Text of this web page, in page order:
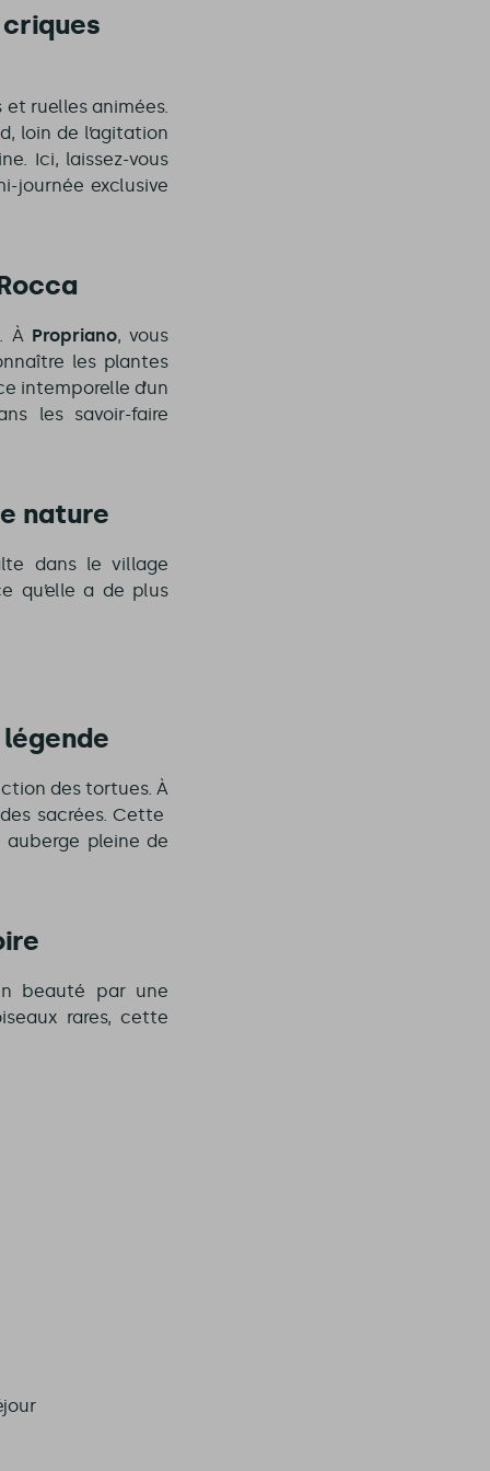
ruelles animées.
loin de l’agitation
Ici, laissez-vous
journée exclusive
À Propriano, vous
les plantes
intemporelle d’un
les savoir-faire
nature
dans le village
qu’elle a de plus
des tortues. À
sacrées. Cette
pleine de
beauté par une
rares, cette